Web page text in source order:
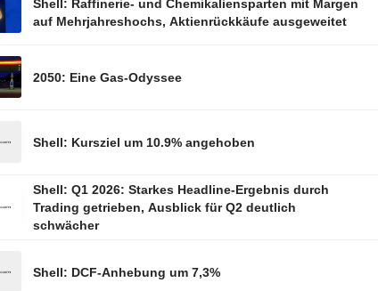
Shell: Raffinerie- und Chemikaliensparten mit Margen
auf Mehrjahreshochs, Aktienrückkäufe ausgeweitet
2050: Eine Gas-Odyssee
Shell: Kursziel um 10.9% angehoben
Shell: Q1 2026: Starkes Headline-Ergebnis durch
Trading getrieben, Ausblick für Q2 deutlich
schwächer
Shell: DCF-Anhebung um 7,3%